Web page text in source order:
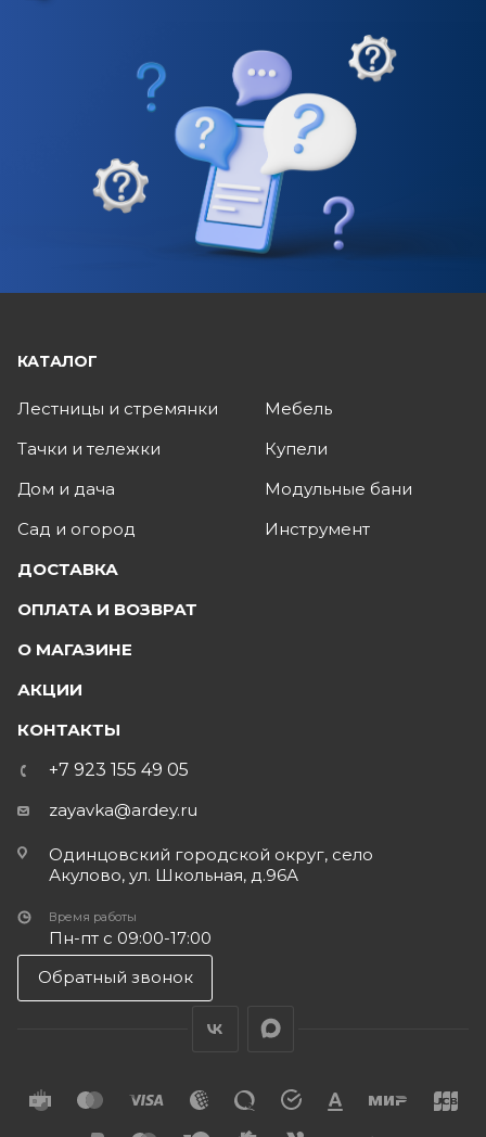
КАТАЛОГ
Лестницы и стремянки
Тачки и тележки
Дом и дача
Сад и огород
Мебель
Купели
Модульные бани
Инструмент
ДОСТАВКА
ОПЛАТА И ВОЗВРАТ
О МАГАЗИНЕ
АКЦИИ
КОНТАКТЫ
+7 923 155 49 05
zayavka@ardey.ru
Одинцовский городской округ, село
Акулово, ул. Школьная, д.96А
Время работы
Пн-пт с 09:00-17:00
Обратный звонок